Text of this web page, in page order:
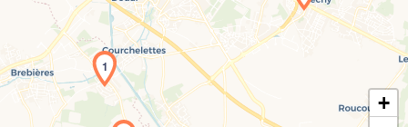
Chargement de la carte en cours...
1
+